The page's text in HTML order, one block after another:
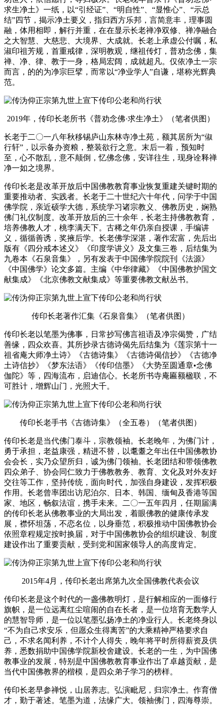
求生净土》一纸，以“引经证”、“明自性”、“显惟心”、“示总
结”四节，揭示净土要义，指归西方乐邦，言简意丰，理事圆
融，体用相即，解行并重，在在显示长老禅净双修、禅净融合
之大智慧、大慈悲、大境界、大成就。长老上承虚公付嘱，私
淑印祖芳规，首重戒律，深明教观，继祖传灯，普劝念佛，集
禅、净、律、教于一身，格局宏阔，成就超凡。仅依净土一宗
而言，的的为净宗巨擘，而常以“净业学人”自谦，堪称光辉典
范。
2019年，传印长老所书《普劝念佛·求生净土》（笔者供图）
长老于二〇一八年秋移锡庐山东林寺净土苑，额其居所为“俶
行轩”，以示备办资粮，整装欲行之意。末后一着，预知时
至，心不散乱，意不颠倒，忆佛念佛，安详往生，现身诠释禅
净一如之境界。
传印长老是改革开放后中国佛教教育事业恢复重建关键时期的
重要推动者、实践者。长老于二十世纪六十年代，问学于中国
佛学院，亲近硕学大德，系统学习诸宗教义、佛教历史，娴熟
佛门礼仪制度。改革开放后的三十余年，长老主持佛教教育，
培养佛教人才，桃李满天下。古稀之年仍亲自授课，手编讲
义，循循善诱，奖掖后学。长老佛学深湛，著作宏富，先后出
版有《四分戒本述义》《印度学讲义》及文集三卷，后结集为
九卷本《石泉音集》，另有发表于中国佛学院院刊《法源》
《中国佛学》论文多篇。主编《中华律藏》《中国佛教护国文
献集成》《北京佛教文献集成》等重要佛教文献丛书。
传印长老著作汇集《石泉音集》（笔者供图）
传印长老以笔墨为佛事，日常抄写佛言祖语及净宗偈赞，广结
善缘，四众欢喜。其所抄录古德诗偈先后结集为《莲宗第十一
祖省庵大师净土诗》《古德诗集》《古德诗偈信抄》《古德净
土诗信抄》《梦东法语》《传印信墨》《大势至圆通章•念佛
伽陀》等，四海流布，启迪信心。长老所书寺庵匾额楹联，不
可胜计，增辉山门，光照大千。
传印长老手书《古德诗集》（全五卷）（笔者供图）
传印长老是当代佛门泰斗，宗教领袖。长老晚年，为佛门计，
勇于承担，老益康强，精进不替，以耄耋之年出任中国佛教协
会会长，实乃众望所归，诚为佛门领袖。长老团结和带领佛教
四众弟子、协会同仁致力于佛教教务、教育、文化及对外友好
交往等工作，坚持传统，面向时代，加强自身建设，发挥积极
作用。长老曾率团出访尼泊尔、日本、韩国、缅甸及香港等国
家、地区，畅叙法谊，携手未来。二〇一五年四月，任期届满
的传印长老从佛教事业的大局出发，着眼佛教的健康传承发
展，襟怀坦荡，不恋名位，以身垂范，积极推动中国佛教协会
依照章程规定按时换届，对于中国佛教协会的组织建设、制度
建设作出了重要贡献，受到党和国家领导人的高度肯定。
2015年4月，传印长老出席第九次全国佛教代表会议
传印长老是这个时代的一盏佛教明灯，是行解相应的一面修行
旗帜，是一位远离红尘喧闹的自在长者，是一位培育无数学人
的慧智导师，是一位以笔墨弘扬净土的净业行人。长老终身以
“不为自己求安乐，但愿众生得离苦”的大乘精神严格要求自
己，不求名闻利养，不计个人得失，晚年将平时所得薪资及供
养，悉数捐助中国佛学院新校舍建设。长老的一生，为中国佛
教事业的发展，特别是中国佛教教育事业作出了卓越贡献，是
当代中国佛教界的楷模，是四众弟子学习的榜样。
传印长老早参禅悦，山居养志。弘演毗尼，归宗净土。作育僧
才，勤于著述。笔墨为道，法缘广大。领袖佛门，四海尊崇。